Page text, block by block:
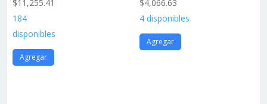
$11,255.41
184
disponibles
Agregar
$4,066.63
4 disponibles
Agregar